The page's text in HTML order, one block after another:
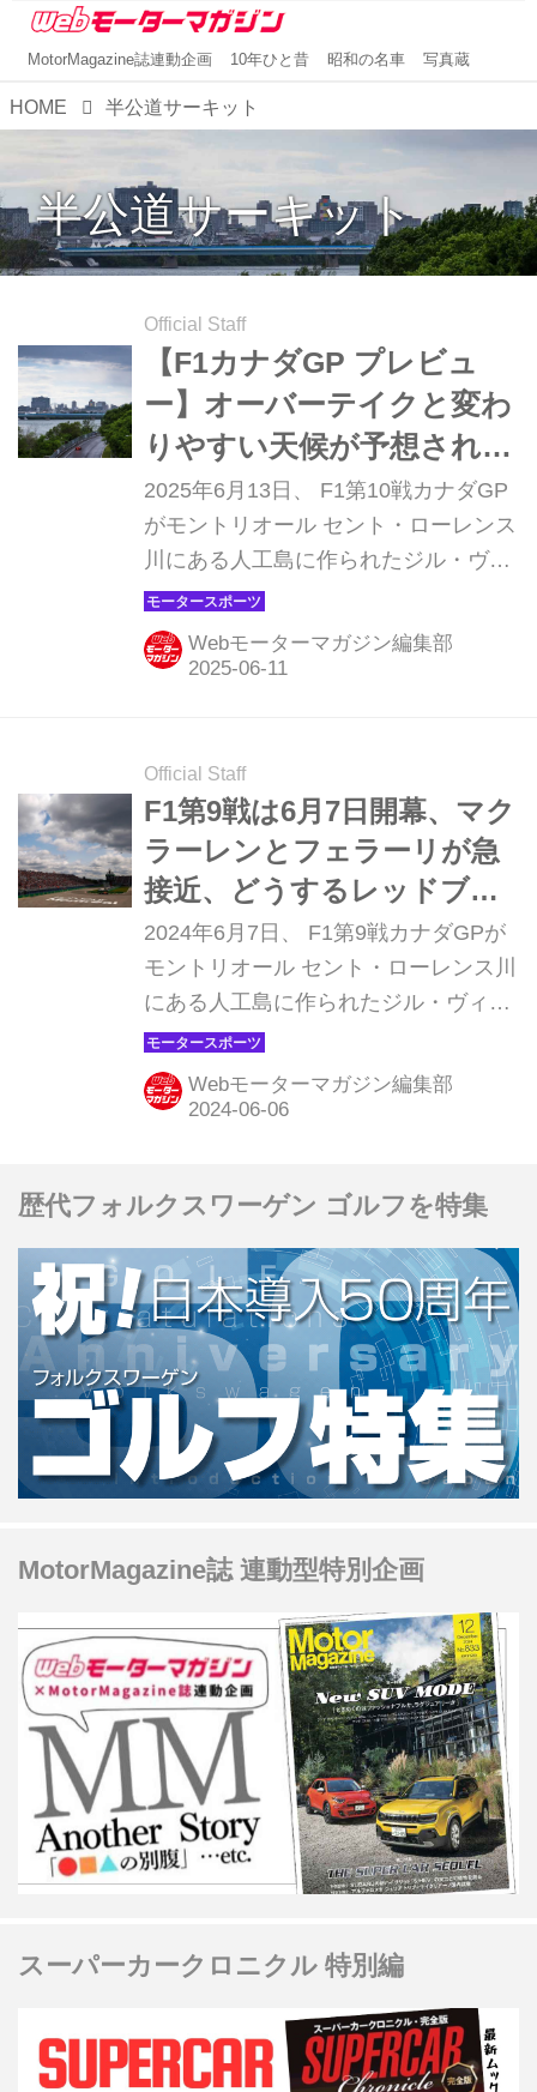
MotorMagazine誌連動企画 10年ひと昔 昭和の名車 写真蔵
HOME 半公道サーキット
半公道サーキット
Official Staff
【F1カナダGP プレビュ
ー】オーバーテイクと変わ
りやすい天候が予想される
モントリオール、波乱の要
素はたっぷり
2025年6月13日、 F1第10戦カナダGP
がモントリオール セント・ローレンス
川にある人工島に作られたジル・ヴィ
ルヌーヴ・サーキットで開幕する。モ
ナコほど特殊なコースではないが、パ
ーマネントサーキットとは異なる半公
ーバーテイクは可能であるものの滑り
やすく、しばしば派手なアクシデント
が発生する。
Webモーターマガジン編集部
Official Staff
F1第9戦は6月7日開幕、マク
ラーレンとフェラーリが急
接近、どうするレッドブ
ル！？【カナダGP プレビ
ュー】
2024年6月7日、 F1第9戦カナダGPが
モントリオール セント・ローレンス川
にある人工島に作られたジル・ヴィル
ヌーヴ・サーキットで開幕する。モナ
コほど特殊なコースではないが、パー
マネントサーキットとは異なる半公道
Webモーターマガジン編集部
歴代フォルクスワーゲン ゴルフを特集
MotorMagazine誌 連動型特別企画
スーパーカークロニクル 特別編